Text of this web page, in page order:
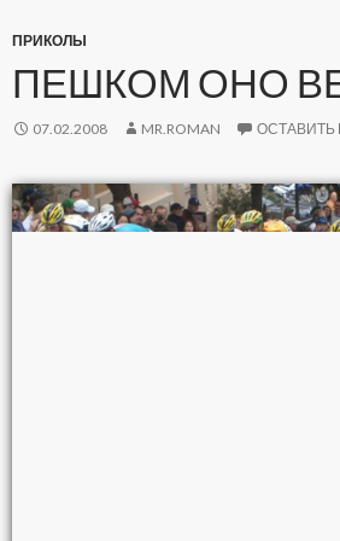
ПРИКОЛЫ
ПЕШКОМ ОНО
07.02.2008 MR.ROMAN